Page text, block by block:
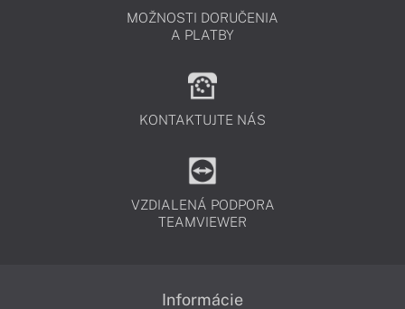
MOŽNOSTI DORUČENIA
A PLATBY
KONTAKTUJTE NÁS
VZDIALENÁ PODPORA
TEAMVIEWER
Informácie